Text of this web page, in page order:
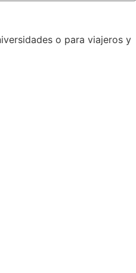
o para viajeros y